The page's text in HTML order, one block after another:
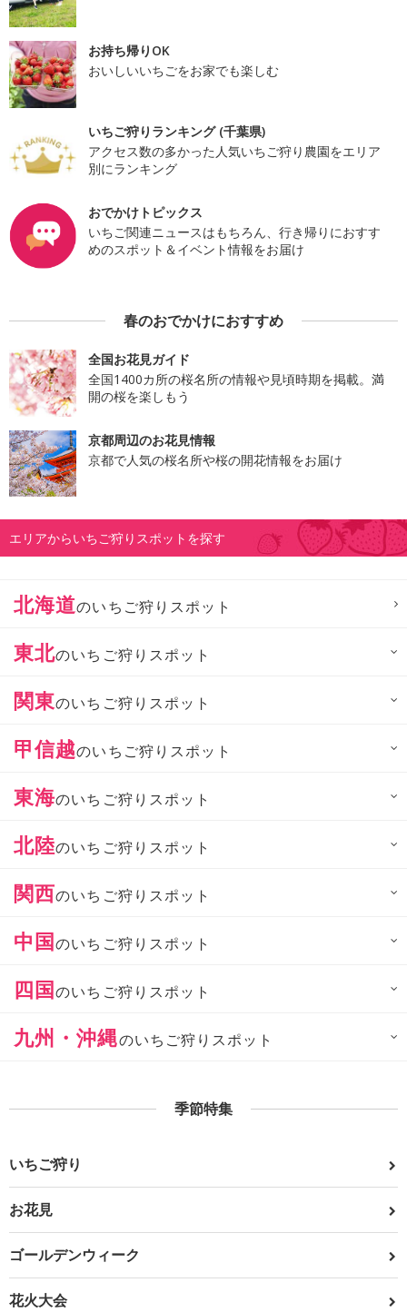
お持ち帰りOK
おいしいいちごをお家でも楽しむ
いちご狩りランキング (千葉県)
アクセス数の多かった人気いちご狩り農園をエリア
別にランキング
おでかけトピックス
いちご関連ニュースはもちろん、行き帰りにおすす
めのスポット＆イベント情報をお届け
春のおでかけにおすすめ
全国お花見ガイド
全国1400カ所の桜名所の情報や見頃時期を掲載。満
開の桜を楽しもう
京都周辺のお花見情報
京都で人気の桜名所や桜の開花情報をお届け
エリアからいちご狩りスポットを探す
北海道のいちご狩りスポット
東北のいちご狩りスポット
関東のいちご狩りスポット
甲信越のいちご狩りスポット
東海のいちご狩りスポット
北陸のいちご狩りスポット
関西のいちご狩りスポット
中国のいちご狩りスポット
四国のいちご狩りスポット
九州・沖縄のいちご狩りスポット
季節特集
いちご狩り
お花見
ゴールデンウィーク
花火大会